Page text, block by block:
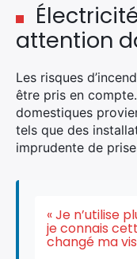
attention
Les risques
être pris en
domestiques
tels que des
imprudente de
« Je n’utilise
je connais
changé ma